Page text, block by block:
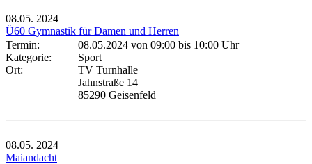
08.05. 2024
Ü60 Gymnastik für Damen und Herren
Termin:
08.05.2024 von 09:00 bis 10:00 Uhr
Kategorie:
Sport
Ort:
TV Turnhalle
Jahnstraße 14
85290 Geisenfeld
08.05. 2024
Maiandacht